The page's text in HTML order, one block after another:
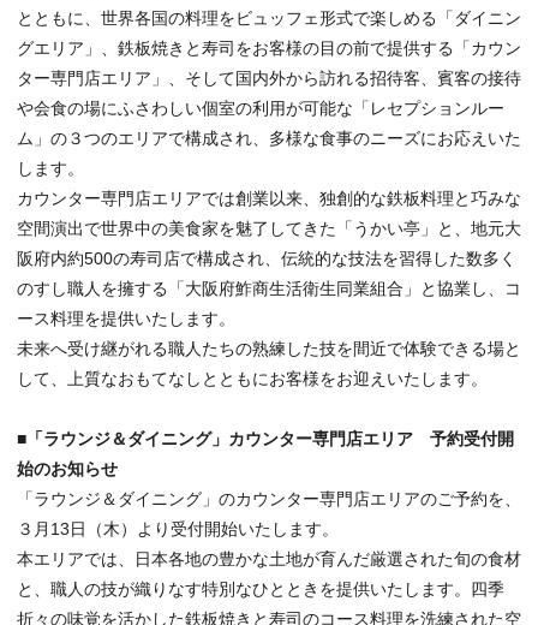
とともに、世界各国の料理をビュッフェ形式で楽しめる「ダイニン
グエリア」、鉄板焼きと寿司をお客様の目の前で提供する「カウン
ター専門店エリア」、そして国内外から訪れる招待客、賓客の接待
や会食の場にふさわしい個室の利用が可能な「レセプションルー
ム」の３つのエリアで構成され、多様な食事のニーズにお応えいた
します。
カウンター専門店エリアでは創業以来、独創的な鉄板料理と巧みな
空間演出で世界中の美食家を魅了してきた「うかい亭」と、地元大
阪府内約500の寿司店で構成され、伝統的な技法を習得した数多く
のすし職人を擁する「大阪府鮓商生活衛生同業組合」と協業し、コ
ース料理を提供いたします。
未来へ受け継がれる職人たちの熟練した技を間近で体験できる場と
して、上質なおもてなしとともにお客様をお迎えいたします。
■「ラウンジ＆ダイニング」カウンター専門店エリア 予約受付開
始のお知らせ
「ラウンジ＆ダイニング」のカウンター専門店エリアのご予約を、
３月13日（木）より受付開始いたします。
本エリアでは、日本各地の豊かな土地が育んだ厳選された旬の食材
と、職人の技が織りなす特別なひとときを提供いたします。四季
折々の味覚を活かした鉄板焼きと寿司のコース料理を洗練された空